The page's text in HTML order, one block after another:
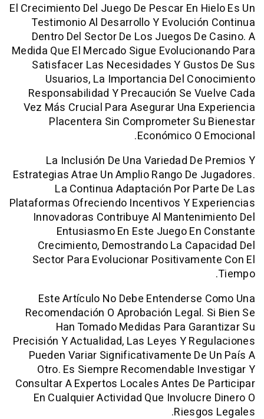
El Crecimiento Del Juego De Pescar En
Testimonio Al Desarrollo Y
Dentro Del Sector De Los Juegos
Medida Que El Mercado Sigue
Satisfacer Las Necesidades Y
Usuarios, La Importancia Del
Responsabilidad Y Precaución Se
Vez Más Crucial Para Asegurar Una
Placentera Sin Comprometer
Económico O
La Inclusión De Una Variedad De
Estrategias Atrae Un Amplio Rango De
La Continua Adaptación Por
Plataformas Ofreciendo Incentivos Y
Innovadoras Contribuye Al
Entusiasmo En Este Juego En
Crecimiento, Demostrando La
Sector Para Evolucionar
Este Artículo No Debe Entenderse
Recomendación O Aprobación Legal.
Han Tomado Medidas Para
Precisión Y Actualidad, Las Leyes Y
Pueden Variar Significativamente De
Otro. Es Siempre Recomendable
Consultar A Expertos Locales Antes
En Cualquier Actividad Que